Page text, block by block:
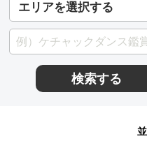
エリアを選択する
検索する